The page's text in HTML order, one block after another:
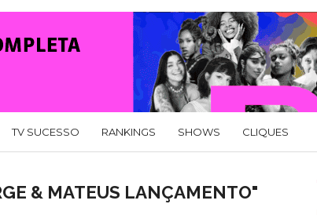
TV SUCESSO RANKINGS SHOWS CLIQUES
& MATEUS LANÇAMENTO"